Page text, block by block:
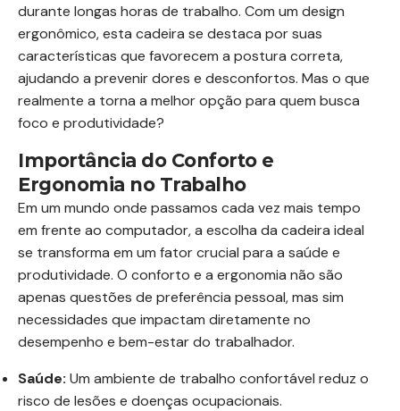
durante longas horas de trabalho. Com um design
ergonômico, esta cadeira se destaca por suas
características que favorecem a postura correta,
ajudando a prevenir dores e desconfortos. Mas o que
realmente a torna a melhor opção para quem busca
foco e produtividade?
Importância do Conforto e
Ergonomia no Trabalho
Em um mundo onde passamos cada vez mais tempo
em frente ao computador, a escolha da cadeira ideal
se transforma em um fator crucial para a saúde e
produtividade. O conforto e a ergonomia não são
apenas questões de preferência pessoal, mas sim
necessidades que impactam diretamente no
desempenho e bem-estar do trabalhador.
Saúde: Um ambiente de trabalho confortável reduz o
risco de lesões e doenças ocupacionais.